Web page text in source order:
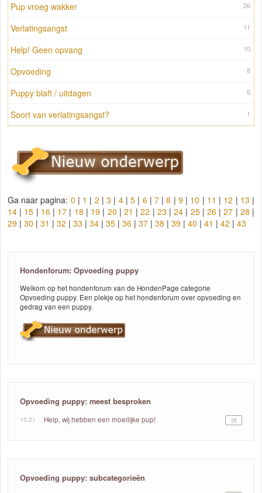
26
Pup vroeg wakker
11
Verlatingsangst
10
Help! Geen opvang
8
Opvoeding
6
Puppy blaft / uitdagen
1
Soort van verlatingsangst?
Ga naar pagina: 0 | 1 | 2 |3 | 4|5 | 6 | 7|8 | 9 | 10 | 11 | 12 | 13 |
14 | 15 | 16 | 17 | 18 | 19 | 20 | 21 |22 | 23 |24 | 25|26 |27 | 28 |
29 | 30 | 31 | 32 | 33 | 34 | 35 | 36 | 37 | 38 | 39 | 40 | 41 | 42 | 43
Hondenforum: Opvoeding puppy
Welkom op het hondenforum van de HondenPage categorie
Opvoeding puppy. Een plekje op het hondenforum over opvoeding en
gedrag van een puppy.
Opvoeding puppy: meest besproken
26
15:21 Help, wij hebben een moeilijke pup!
Opvoeding puppy: subcategorieën